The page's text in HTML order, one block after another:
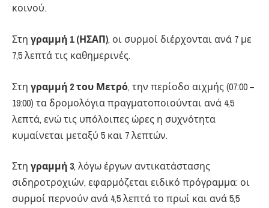
κοινού.
Στη γραμμή 1 (ΗΣΑΠ), οι συρμοί διέρχονται ανά 7 με
7,5 λεπτά τις καθημερινές.
Στη γραμμή 2 του Μετρό, την περίοδο αιχμής (07:00 –
19:00) τα δρομολόγια πραγματοποιούνται ανά 4,5
λεπτά, ενώ τις υπόλοιπες ώρες η συχνότητα
κυμαίνεται μεταξύ 5 και 7 λεπτών.
Στη γραμμή 3, λόγω έργων αντικατάστασης
σιδηροτροχιών, εφαρμόζεται ειδικό πρόγραμμα: οι
συρμοί περνούν ανά 4,5 λεπτά το πρωί και ανά 5,5